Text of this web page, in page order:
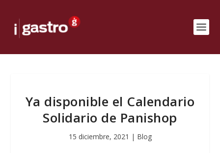
Ya disponible el Calendario
Solidario de Panishop
15 diciembre, 2021 | Blog